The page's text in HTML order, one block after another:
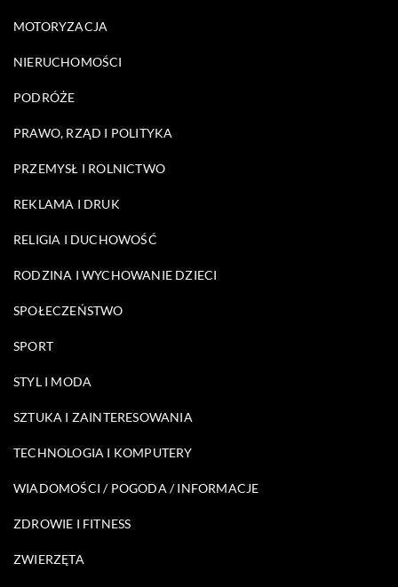
MOTORYZACJA
NIERUCHOMOŚCI
PODRÓŻE
PRAWO, RZĄD I POLITYKA
PRZEMYSŁ I ROLNICTWO
REKLAMA I DRUK
RELIGIA I DUCHOWOŚĆ
RODZINA I WYCHOWANIE DZIECI
SPOŁECZEŃSTWO
SPORT
STYL I MODA
SZTUKA I ZAINTERESOWANIA
TECHNOLOGIA I KOMPUTERY
WIADOMOŚCI / POGODA / INFORMACJE
ZDROWIE I FITNESS
ZWIERZĘTA